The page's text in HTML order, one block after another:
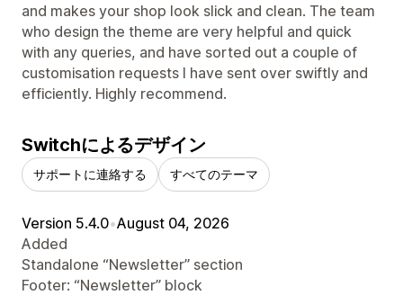
and makes your shop look slick and clean. The team
who design the theme are very helpful and quick
with any queries, and have sorted out a couple of
customisation requests I have sent over swiftly and
efficiently. Highly recommend.
Switchによるデザイン
サポートに連絡する すべてのテーマ
Version 5.4.0•August 04, 2026
Added
Standalone “Newsletter” section
Footer: “Newsletter” block